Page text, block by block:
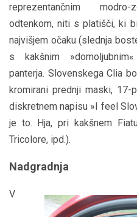
reprezentančnim modro-
odtenkom, niti s platišči, ki
najvišjem očaku (slednja
s kakšnim
panterja. Slovenskega Clia
kromirani prednji maski,
diskretnem napisu »I feel
je to. Hja, pri kakšnem
Tricolore, ipd.).
Nadgradnja
V